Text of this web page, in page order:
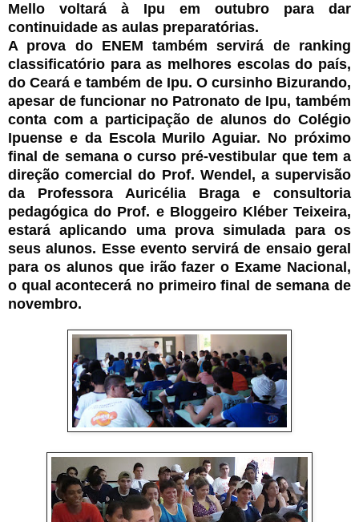
Mello voltará à Ipu em outubro para dar
continuidade as aulas preparatórias.
A prova do ENEM também servirá de ranking
classificatório para as melhores escolas do país,
do Ceará e também de Ipu. O cursinho Bizurando,
apesar de funcionar no Patronato de Ipu, também
conta com a participação de alunos do Colégio
Ipuense e da Escola Murilo Aguiar. No próximo
final de semana o curso pré-vestibular que tem a
direção comercial do Prof. Wendel, a supervisão
da Professora Auricélia Braga e consultoria
pedagógica do Prof. e Bloggeiro Kléber Teixeira,
estará aplicando uma prova simulada para os
seus alunos. Esse evento servirá de ensaio geral
para os alunos que irão fazer o Exame Nacional,
o qual acontecerá no primeiro final de semana de
novembro.